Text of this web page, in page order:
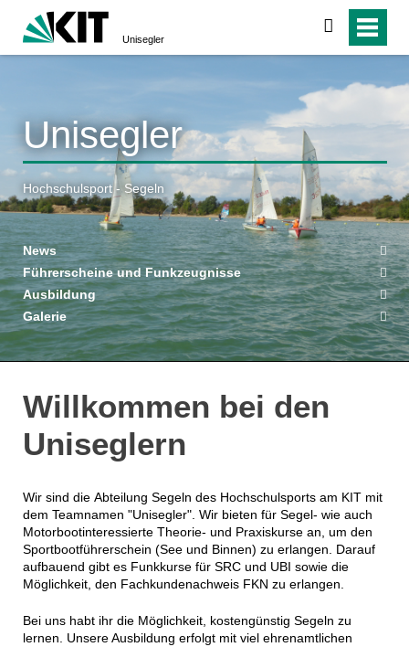
Unisegler
suchen
Unisegler
Hochschulsport - Segeln
News
Führerscheine und Funkzeugnisse
Ausbildung
Galerie
Willkommen bei den
Uniseglern
Wir sind die Abteilung Segeln des Hochschulsports am KIT mit
dem Teamnamen "Unisegler". Wir bieten für Segel- wie auch
Motorbootinteressierte Theorie- und Praxiskurse an, um den
Sportbootführerschein (See und Binnen) zu erlangen. Darauf
aufbauend gibt es Funkkurse für SRC und UBI sowie die
Möglichkeit, den Fachkundenachweis FKN zu erlangen.
Bei uns habt ihr die Möglichkeit, kostengünstig Segeln zu
lernen. Unsere Ausbildung erfolgt mit viel ehrenamtlichen